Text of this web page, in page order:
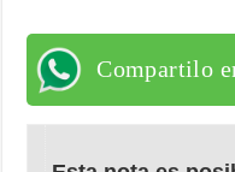
Compartilo